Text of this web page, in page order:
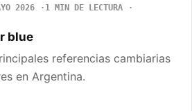
2026
1 MIN DE LECTURA
blue
referencias cambiarias
en Argentina.